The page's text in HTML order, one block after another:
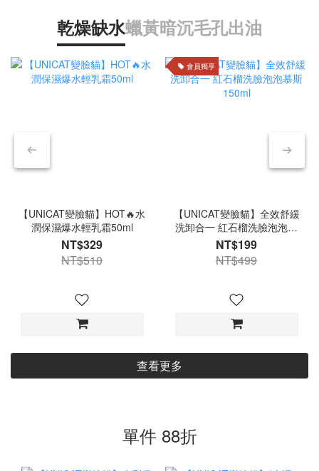
乾燥缺水蠟黃暗沉毛孔出油
【UNICAT變臉貓】HOT🔥水
潤保濕爆水輕乳霜50ml
NT$329
NT$510
會員獨享
【UNICAT變臉貓】全效舒緩
洗卸合一 紅石榴洗臉泡泡慕
斯150ml
NT$199
NT$499
查看更多
單件 88折